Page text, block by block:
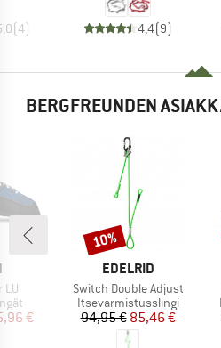
(4) 4,4(9)
BERGFREUNDEN
LU
hinta
€
MERKKI
EDELRID
Tuote
Switch Double Adjust
Tuoteryhmä
Itsevarmistusslingi
Hinta
94,95 €Alennettu hinta
85,46 €
Alennus
10%